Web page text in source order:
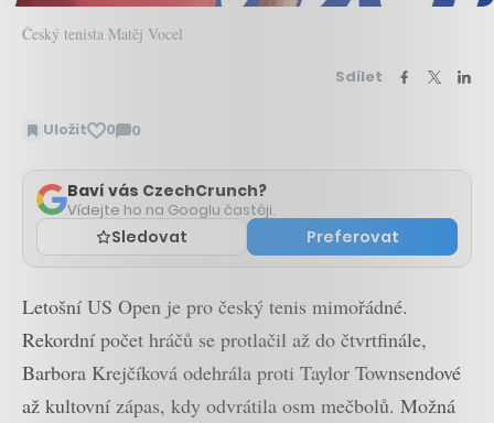
Český tenista Matěj Vocel
Sdílet
Uložit 0 0
Zobrazit
Baví vás CzechCrunch?
Vídejte ho na Googlu častěji.
Sledovat Preferovat
Letošní US Open je pro český tenis mimořádné.
Rekordní počet hráčů se protlačil až do čtvrtfinále,
Barbora Krejčíková odehrála proti Taylor Townsendové
až kultovní zápas, kdy odvrátila osm mečbolů. Možná